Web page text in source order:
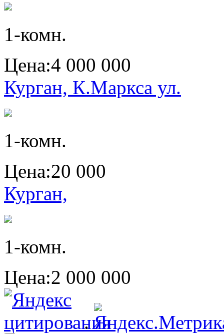
1-комн.
Цена:4 000 000
Курган, К.Маркса ул.
1-комн.
Цена:20 000
Курган,
1-комн.
Цена:2 000 000
.